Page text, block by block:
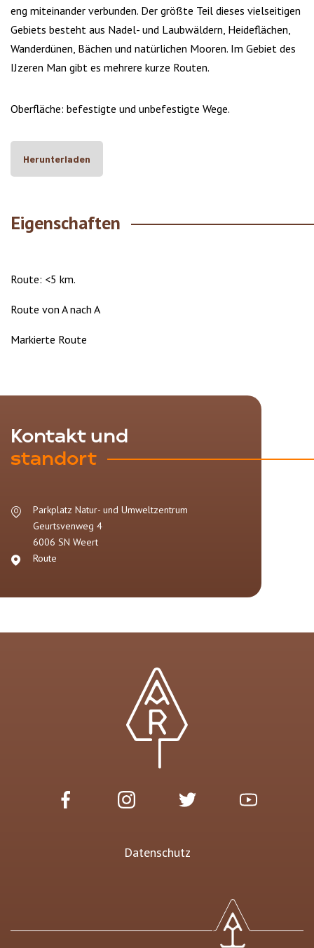
eng miteinander verbunden. Der größte Teil dieses vielseitigen
Gebiets besteht aus Nadel- und Laubwäldern, Heideflächen,
Wanderdünen, Bächen und natürlichen Mooren. Im Gebiet des
IJzeren Man gibt es mehrere kurze Routen.
Oberfläche: befestigte und unbefestigte Wege.
Herunterladen
Eigenschaften
Route: <5 km.
Route von A nach A
Markierte Route
Kontakt und
standort
Parkplatz Natur- und Umweltzentrum
Geurtsvenweg 4
6006 SN Weert
Route
Datenschutz